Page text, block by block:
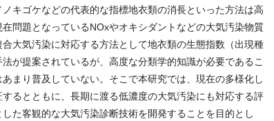
キゴケなどの代表的な指標地衣類の消長といった方法は高
問題となっているNOxやオキシダントなどの大気汚染物質
大気汚染に対応する方法として地衣類の生態指数（出現種
が提案されているが、高度な分類学的知識が必要であるこ
まり普及していない。そこで本研究では、現在の多様化し
るとともに、長期に渡る低濃度の大気汚染にも対応する評
た客観的な大気汚染診断技術を開発することを目的とし